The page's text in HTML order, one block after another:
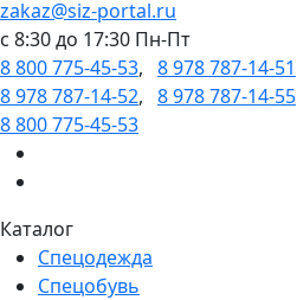
zakaz@siz-portal.ru
c 8:30 до 17:30 Пн-Пт
8 800 775-45-53, 8 978 787-14-51
8 978 787-14-52, 8 978 787-14-55
8 800 775-45-53
Каталог
Спецодежда
Спецобувь